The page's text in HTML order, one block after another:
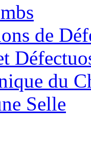
de
du
Selle